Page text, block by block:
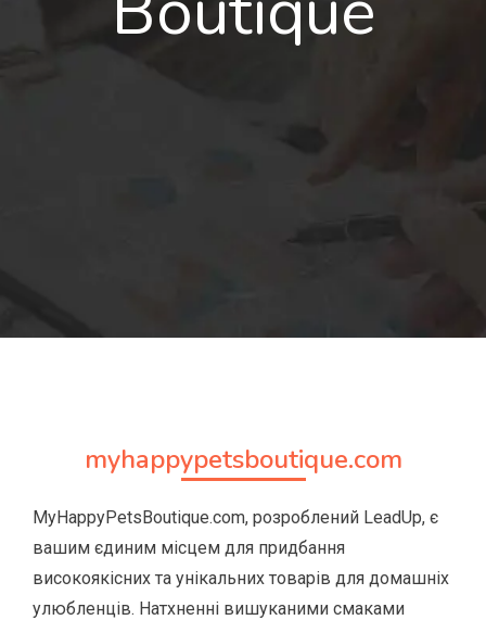
myhappypetsboutique.com
MyHappyPetsBoutique.com, розроблений LeadUp, є
вашим єдиним місцем для придбання
високоякісних та унікальних товарів для домашніх
улюбленців. Натхненні вишуканими смаками